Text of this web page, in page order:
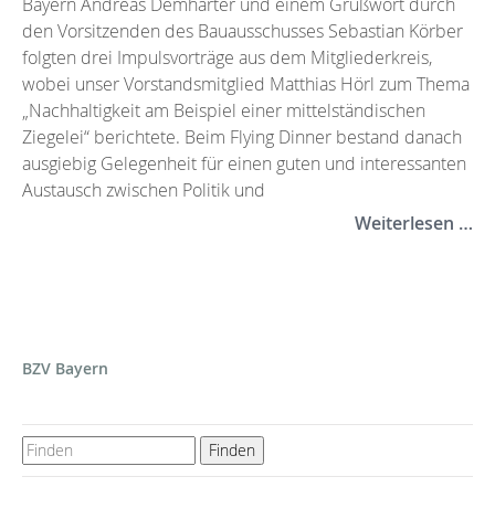
den Vorsitzenden des Bauausschusses Sebastian Körber
folgten drei Impulsvorträge aus dem Mitgliederkreis,
wobei unser Vorstandsmitglied Matthias Hörl zum Thema
„Nachhaltigkeit am Beispiel einer mittelständischen
Ziegelei“ berichtete. Beim Flying Dinner bestand danach
ausgiebig Gelegenheit für einen guten und interessanten
Austausch zwischen Politik und
Weiterlesen …
BZV Bayern